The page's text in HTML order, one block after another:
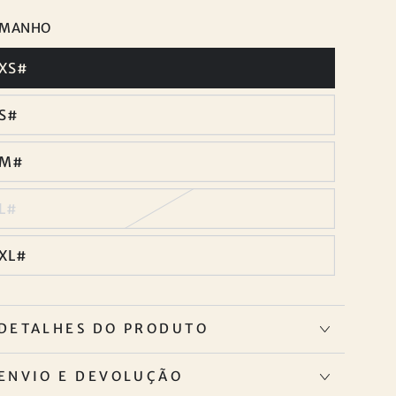
S#
M#
L#
DO PRODUTO
E DEVOLUÇÃO